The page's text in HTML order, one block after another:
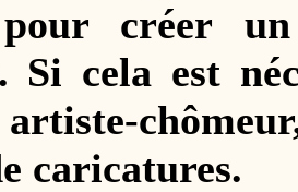
créer
Si cela est
caricatures.